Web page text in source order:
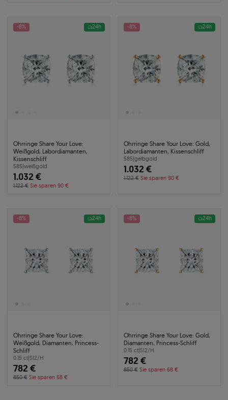
-8% 24h
Ohrringe Share Your Love:
Weißgold, Labordiamanten,
Kissenschliff
585|weißgold
1.032 €
1.122 € Sie sparen 90 €
-8% 24h
Ohrringe Share Your Love: Gold,
Labordiamanten, Kissenschliff
585|gelbgold
1.032 €
1.122 € Sie sparen 90 €
-8% 24h
Ohrringe Share Your Love:
Weißgold, Diamanten, Princess-
Schliff
0.15 ct|SI2/H
782 €
850 € Sie sparen 68 €
-8% 24h
Ohrringe Share Your Love: Gold,
Diamanten, Princess-Schliff
0.15 ct|SI2/H
782 €
850 € Sie sparen 68 €